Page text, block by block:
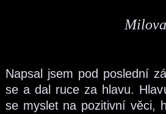
Napsal jsem pod poslední
se a dal ruce za hlavu.
se myslet na pozitivní věci,